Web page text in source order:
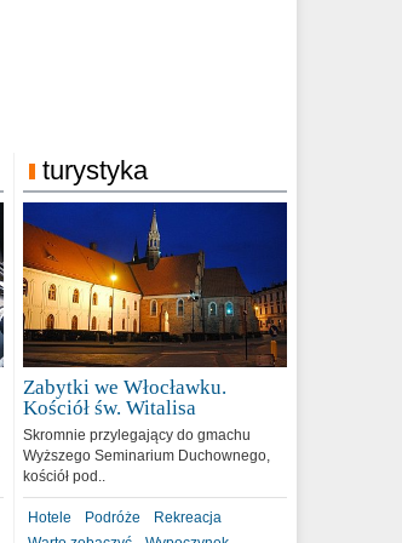
turystyka
Zabytki we Włocławku.
Kościół św. Witalisa
Skromnie przylegający do gmachu
Wyższego Seminarium Duchownego,
kościół pod..
Hotele Podróże
Rekreacja